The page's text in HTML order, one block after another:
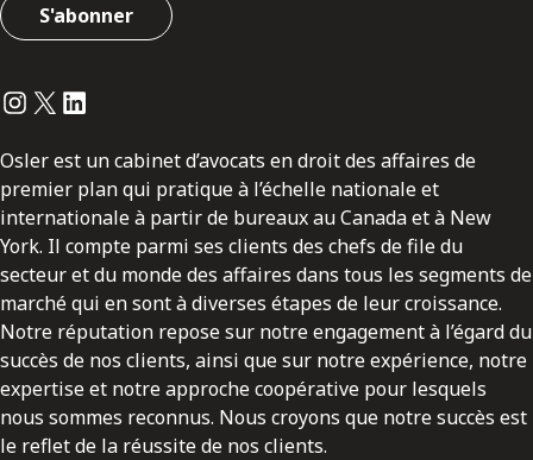
S'abonner
Instagram
Twitter
LinkedIn
Osler est un cabinet d’avocats en droit des affaires de
premier plan qui pratique à l’échelle nationale et
internationale à partir de bureaux au Canada et à New
York. Il compte parmi ses clients des chefs de file du
secteur et du monde des affaires dans tous les segments de
marché qui en sont à diverses étapes de leur croissance.
Notre réputation repose sur notre engagement à l’égard du
succès de nos clients, ainsi que sur notre expérience, notre
expertise et notre approche coopérative pour lesquels
nous sommes reconnus. Nous croyons que notre succès est
le reflet de la réussite de nos clients.